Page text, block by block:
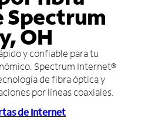
Spectrum
OH
y confiable para tu
Spectrum Internet®
de fibra óptica y
por líneas coaxiales.
de Internet